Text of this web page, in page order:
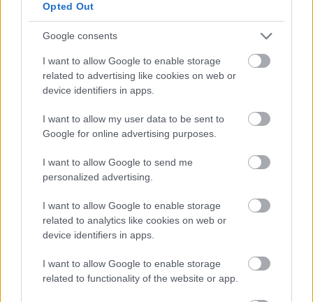
Opted Out
Google consents
I want to allow Google to enable storage
related to advertising like cookies on web or
device identifiers in apps.
I want to allow my user data to be sent to
Google for online advertising purposes.
I want to allow Google to send me
personalized advertising.
I want to allow Google to enable storage
related to analytics like cookies on web or
device identifiers in apps.
I want to allow Google to enable storage
related to functionality of the website or app.
megcsináltatni, miután értesült róla, hogy az
Oscar-díjas világhíresség a "filmiparban"
tevékenykedik.
Néhány éve, az egyik skóciai elektronikai
gyárban tett látogatása alkalmával, egy
mondta, hogy az úgy néz ki, mintha egy indiai
rakta volna össze. Az udvar ezért a
kért.
Hülyeség Lavór